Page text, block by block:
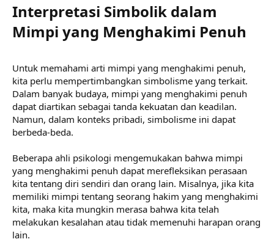
Interpretasi Simbolik dalam
Mimpi yang Menghakimi Penuh​
Untuk memahami arti mimpi yang menghakimi penuh,
kita perlu mempertimbangkan simbolisme yang terkait.
Dalam banyak budaya, mimpi yang menghakimi penuh
dapat diartikan sebagai tanda kekuatan dan keadilan.
Namun, dalam konteks pribadi, simbolisme ini dapat
berbeda-beda.
Beberapa ahli psikologi mengemukakan bahwa mimpi
yang menghakimi penuh dapat merefleksikan perasaan
kita tentang diri sendiri dan orang lain. Misalnya, jika kita
memiliki mimpi tentang seorang hakim yang menghakimi
kita, maka kita mungkin merasa bahwa kita telah
melakukan kesalahan atau tidak memenuhi harapan orang
lain.